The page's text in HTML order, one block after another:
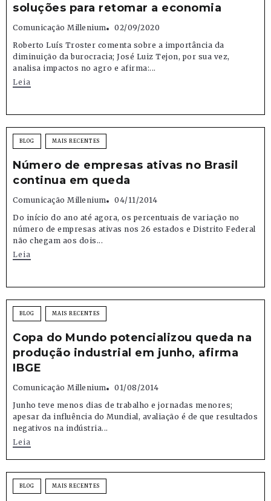
soluções para retomar a economia
Comunicação Millenium
02/09/2020
Roberto Luís Troster comenta sobre a importância da
diminuição da burocracia; José Luiz Tejon, por sua vez,
analisa impactos no agro e afirma:...
Leia
BLOG MAIS RECENTES
Número de empresas ativas no Brasil
continua em queda
Comunicação Millenium
04/11/2014
Do início do ano até agora, os percentuais de variação no
número de empresas ativas nos 26 estados e Distrito Federal
não chegam aos dois...
Leia
BLOG MAIS RECENTES
Copa do Mundo potencializou queda na
produção industrial em junho, afirma
IBGE
Comunicação Millenium
01/08/2014
Junho teve menos dias de trabalho e jornadas menores;
apesar da influência do Mundial, avaliação é de que resultados
negativos na indústria...
Leia
BLOG MAIS RECENTES